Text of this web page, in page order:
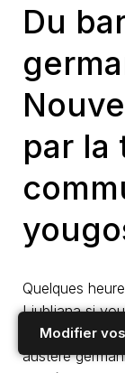
Modifier
Du
par la
Quelques
Ljubljana si
quartiers, le
austère